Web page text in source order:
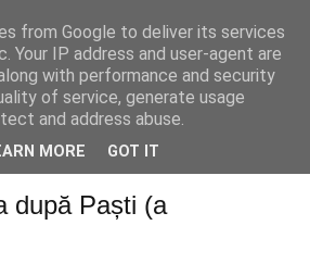
online de informație și opinie;
după Paști (a
from Google to deliver its services
Your IP address and user-agent are
with performance and security
of service, generate usage
and address abuse.
MORE GOT IT